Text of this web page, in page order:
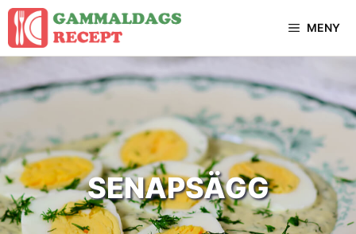
Hoppa
innehåll
MENY
SENAPSÄGG